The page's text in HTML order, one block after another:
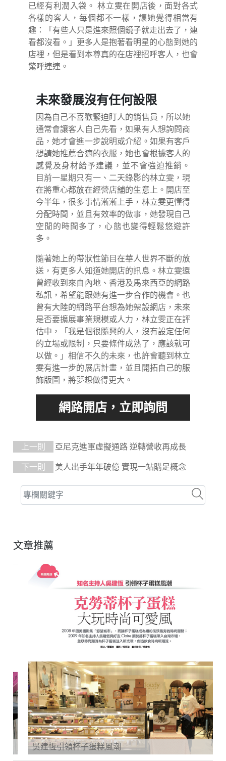
文章推薦
吳建恆引領杯子蛋糕風潮
Previous Next
已經有利潤入袋。 林立雯在開店後，面對各式
各樣的客人，每個都不一樣，讓她覺得相當有
趣：「有些人只是進來照個鏡子就走出去了，連
看都沒看。」更多人是抱著看明星的心態到她的
店裡，但是看到本尊真的在店裡招呼客人，也會
驚呼連連。
未來發展沒有任何設限
因為自己不喜歡緊迫盯人的銷售員，所以她
通常會讓客人自己先看，如果有人想詢問商
品，她才會進一步說明或介紹。如果有客戶
想請她推薦合適的衣服，她也會根據客人的
感覺及身材給予建議，並不會強迫推銷。
目前一星期只有一、二天錄影的林立雯，現
在將重心都放在經營店舖的生意上。開店至
今半年，很多事情漸漸上手，林立雯更懂得
分配時間，並且有效率的做事，她發現自己
空閒的時間多了，心態也變得輕鬆悠遊許
多。
隨著她上的帶狀性節目在華人世界不斷的放
送，有更多人知道她開店的訊息。林立雯還
曾經收到來自內地、香港及馬來西亞的網路
私訊，希望能跟她有進一步合作的機會。也
曾有大陸的網路平台想為她架設網店，未來
是否要擴展事業規模或人力，林立雯正在評
估中，「我是個很隨興的人，沒有設定任何
的立場或限制，只要條件成熟了，應該就可
以做。」相信不久的未來，也許會聽到林立
雯有進一步的展店計畫，並且開拓自己的服
飾版圖，將夢想做得更大。
上一則 亞尼克進軍虛擬通路 逆轉營收再成長
下一則 美人出手年年破億 實現一站購足概念